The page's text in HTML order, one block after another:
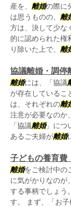
産を、 離婚の際に
は思うものの、 離
方は、決して少な
的に認められた権
り除いた上で、 離
協議離婚・調停
離婚には、「協議
が存在しているこ
は、それぞれの離
注意が必要なのか
「協議離婚」につ
あるご夫婦が離婚
子どもの養育費
離婚をご検討中の
に気がかりなのが
する事柄でしょう
す。 まず、「お